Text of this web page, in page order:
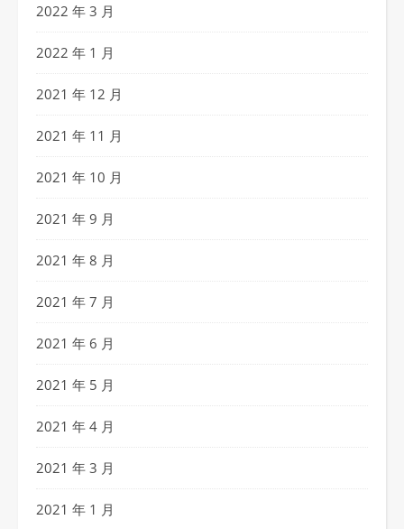
2022 年 3 月
2022 年 1 月
2021 年 12 月
2021 年 11 月
2021 年 10 月
2021 年 9 月
2021 年 8 月
2021 年 7 月
2021 年 6 月
2021 年 5 月
2021 年 4 月
2021 年 3 月
2021 年 1 月